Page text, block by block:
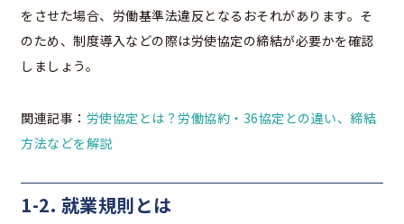
をさせた場合、労働基準法違反となるおそれがあります。そ
のため、制度導入などの際は労使協定の締結が必要かを確認
しましょう。
関連記事： 労使協定とは？労働協約・36協定との違い、締結
方法などを解説
1-2. 就業規則とは